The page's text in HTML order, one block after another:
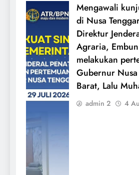
Mengawali
di Nusa
Direktur
Agraria,
melakukan
Gubernur Nusa
Barat, Lalu
admin 2 4